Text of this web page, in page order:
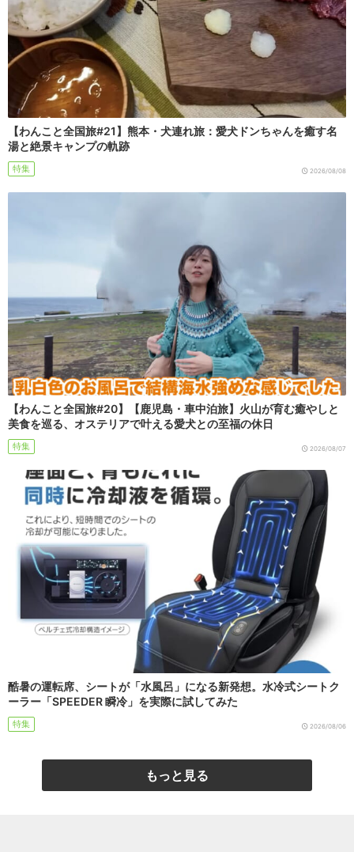
【わんこと全国旅#21】熊本・犬連れ旅：愛犬ドンちゃんを癒す名
湯と絶景キャンプの軌跡
特集 2026/08/08
【わんこと全国旅#20】【鹿児島・車中泊旅】火山が育む癒やしと
美食を巡る、オステリアで叶える愛犬との至福の休日
特集 2026/08/07
酷暑の運転席、シートが「水風呂」になる新発想。水冷式シートク
ーラー「SPEEDER 瞬冷」を実際に試してみた
特集 2026/08/06
もっと見る